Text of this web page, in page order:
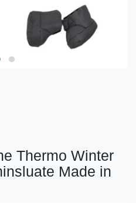
Thermo Winter
Made in